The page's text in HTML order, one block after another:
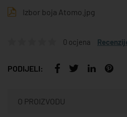
Izbor boja Atomo.jpg
0 ocjena
PODIJELI:
O PROIZVODU